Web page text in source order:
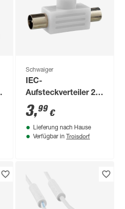
Schwaiger
IEC-
Aufsteckverteiler 2-
fach TV "Antenna"
Standard
3,99 €
Lieferung nach Hause
Verfügbar in Troisdorf